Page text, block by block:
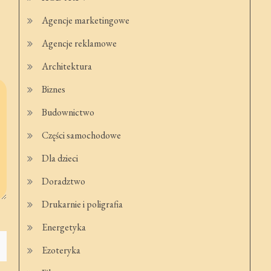
Agencje marketingowe
Agencje reklamowe
Architektura
Biznes
Budownictwo
Części samochodowe
Dla dzieci
Doradztwo
Drukarnie i poligrafia
Energetyka
Ezoteryka